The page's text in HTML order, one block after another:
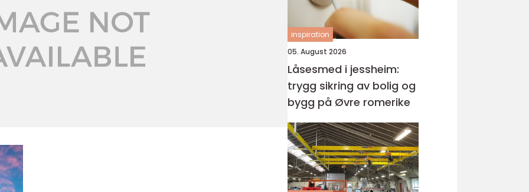
inspiration
05. August 2026
Låsesmed i jessheim:
trygg sikring av bolig og
bygg på Øvre romerike